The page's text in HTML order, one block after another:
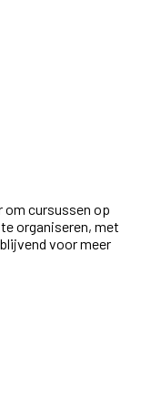
om cursussen op
organiseren, met
voor meer